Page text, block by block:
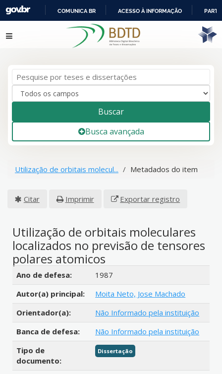
IR
PARA
COMUNICA BR ACESSO À INFORMAÇÃO
Pular para o conteúdo
Buscar
Busca avançada
Utilização de orbitais molecul... Metadados do item
Citar Imprimir Exportar registro
Utilização de orbitais moleculares
localizados no previsão de tensores
polares atomicos
Detalhes bibliográficos
Ano de defesa:
1987
Autor(a) principal:
Moita Neto, Jose Machado
Orientador(a):
Não Informado pela instituição
Banca de defesa:
Não Informado pela instituição
Tipo de
documento:
Dissertação